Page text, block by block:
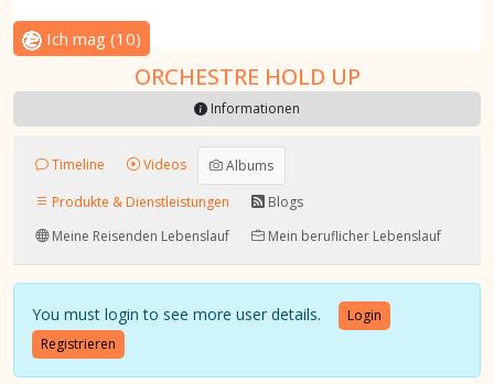
Ich mag (10)
ORCHESTRE HOLD UP
Informationen
Timeline Videos
Albums
Produkte & Dienstleistungen
Blogs
Meine Reisenden Lebenslauf
Mein beruflicher Lebenslauf
You must login to see more user details.
Login
Registrieren